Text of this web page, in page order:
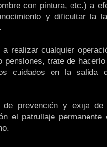
con pintura, etc.) a
y dificultar la
realizar cualquier
pensiones, trate de
cuidados en la salida
prevención y exija de
el patrullaje permanente